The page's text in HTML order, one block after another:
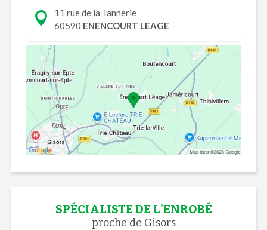
11 rue de la Tannerie
60590 ENENCOURT LEAGE
SPÉCIALISTE DE L'ENROBÉ
proche de Gisors